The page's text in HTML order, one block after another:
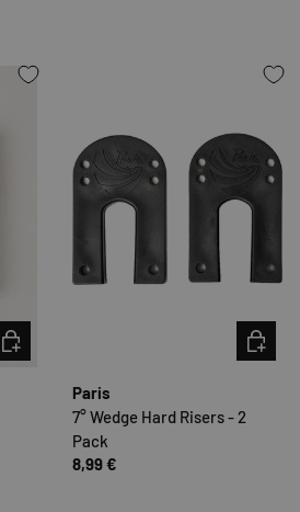
OPTIONEN AUSWÄHLEN
Paris
7° Wedge Hard Risers - 2
Pack
8,99 €